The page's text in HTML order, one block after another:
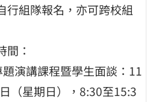
行組隊報名，亦可跨校組
間：
演講課程暨學生面談：11
（星期日），8:30至15:3